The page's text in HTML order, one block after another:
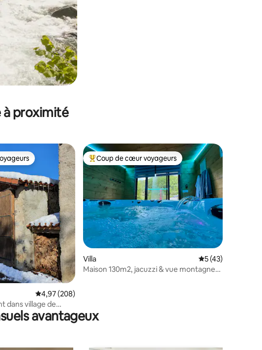
à proximité
de 45 commentaires : 5 sur 5
les plus appréciés
Évaluation moyenne sur la base de 208 commentaires : 4,97 sur 5
4,97 (208)
dans village de
Coups de cœur voyageurs les plus appréciés
Coup de cœur voyageurs
Villa Évaluation
5 (43)
Maison 130m2, jacuzzi & vue montagne
avantageux